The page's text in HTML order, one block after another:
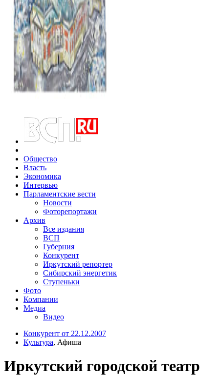
Общество
Власть
Экономика
Интервью
Парламентские вести
Новости
Фоторепортажи
Архив
Все издания
ВСП
Губерния
Конкурент
Иркутский репортер
Сибирский энергетик
Ступеньки
Фото
Компании
Медиа
Видео
Конкурент от 22.12.2007
Культура, Афиша
Иркутский городской театр